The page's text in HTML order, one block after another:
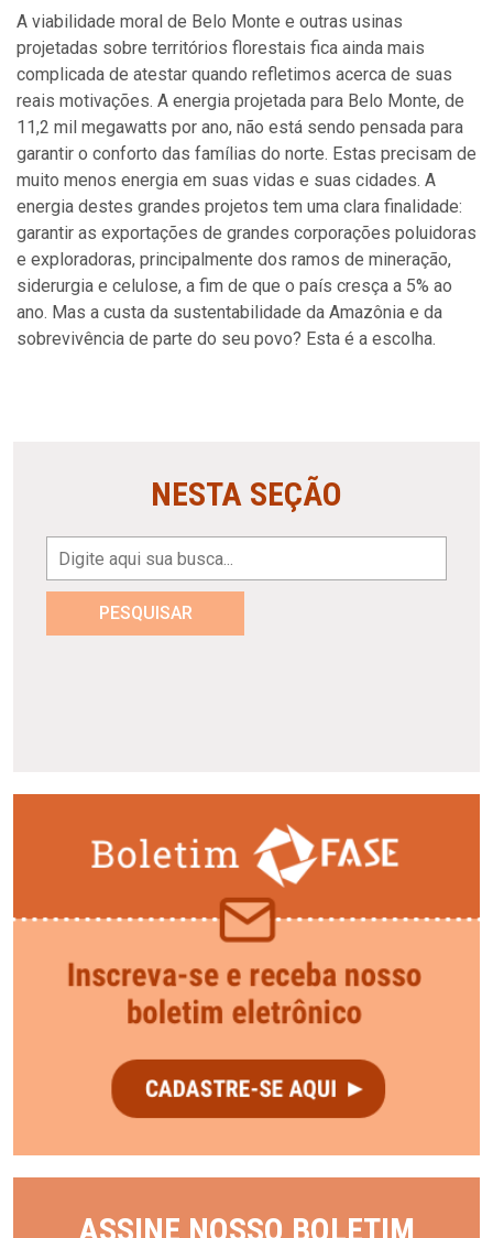
A viabilidade moral de Belo Monte e outras usinas
projetadas sobre territórios florestais fica ainda mais
complicada de atestar quando refletimos acerca de suas
reais motivações. A energia projetada para Belo Monte, de
11,2 mil megawatts por ano, não está sendo pensada para
garantir o conforto das famílias do norte. Estas precisam de
muito menos energia em suas vidas e suas cidades. A
energia destes grandes projetos tem uma clara finalidade:
garantir as exportações de grandes corporações poluidoras
e exploradoras, principalmente dos ramos de mineração,
siderurgia e celulose, a fim de que o país cresça a 5% ao
ano. Mas a custa da sustentabilidade da Amazônia e da
sobrevivência de parte do seu povo? Esta é a escolha.
NESTA SEÇÃO
PESQUISAR
ASSINE NOSSO BOLETIM